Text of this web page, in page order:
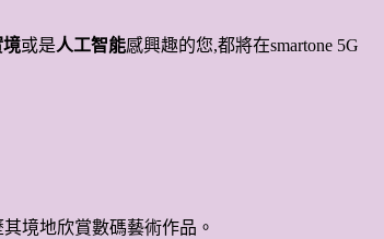
境或是人工智能感興趣的您,都將在smartone 5G
境地欣賞數碼藝術作品。